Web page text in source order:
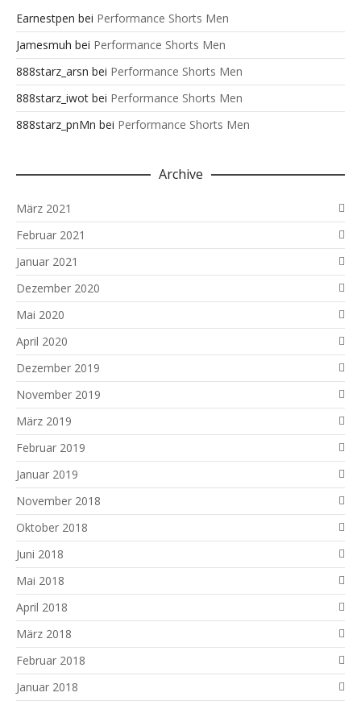
Earnestpen bei Performance Shorts Men
Jamesmuh bei Performance Shorts Men
888starz_arsn bei Performance Shorts Men
888starz_iwot bei Performance Shorts Men
888starz_pnMn bei Performance Shorts Men
Archive
März 2021
Februar 2021
Januar 2021
Dezember 2020
Mai 2020
April 2020
Dezember 2019
November 2019
März 2019
Februar 2019
Januar 2019
November 2018
Oktober 2018
Juni 2018
Mai 2018
April 2018
März 2018
Februar 2018
Januar 2018